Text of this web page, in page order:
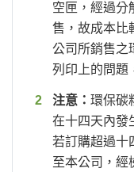
空匣，經過分
售，故成本比
公司所銷售之
列印上的問題
注意： 環保碳
在十四天內發
若訂購超過十
至本公司，經